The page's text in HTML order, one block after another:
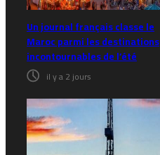
Un journal français classe le
Maroc parmi les destinations
incontournables de l’été
il y a 2 jours